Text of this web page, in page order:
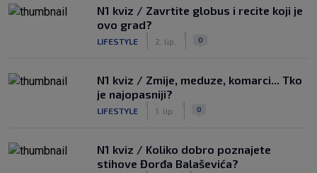
N1 kviz / Zavrtite globus i recite koji je
ovo grad?
LIFESTYLE 2. lip. 0
N1 kviz / Zmije, meduze, komarci... Tko
je najopasniji?
LIFESTYLE 1. lip. 0
N1 kviz / Koliko dobro poznajete
stihove Đorđa Balaševića?